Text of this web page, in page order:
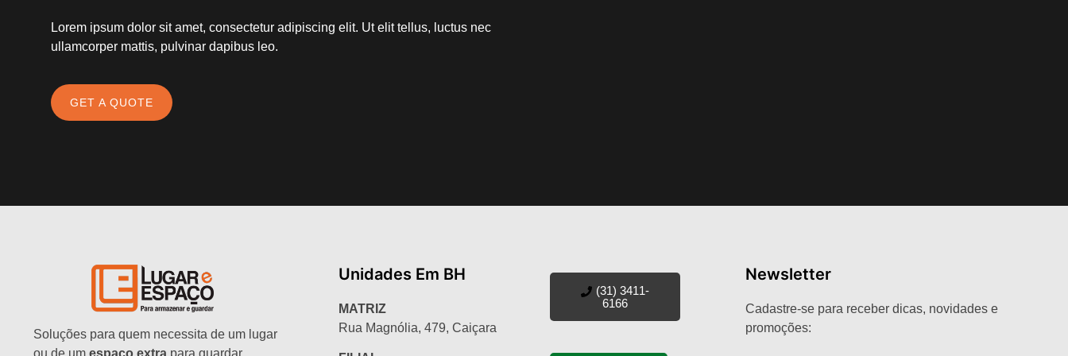
Lorem ipsum dolor sit amet, consectetur adipiscing elit. Ut elit tellus, luctus nec
ullamcorper mattis, pulvinar dapibus leo.
GET A QUOTE
Soluções para quem necessita de um lugar
ou de um espaço extra para guardar,
Unidades Em BH
MATRIZ
Rua Magnólia, 479, Caiçara
(31) 3411-
6166
Newsletter
Cadastre-se para receber dicas, novidades e
promoções: